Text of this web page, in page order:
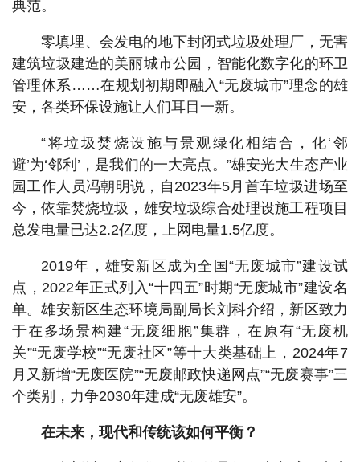
典范。
零填埋、会发电的地下封闭式垃圾处理厂，无害
建筑垃圾建造的美丽城市公园，智能化数字化的环卫
管理体系……在规划初期即融入“无废城市”理念的雄
安，各类环保设施让人们耳目一新。
“将垃圾焚烧设施与景观绿化相结合，化‘邻
避’为‘邻利’，是我们的一大亮点。”雄安光大生态产业
园工作人员冯朝明说，自2023年5月首车垃圾进场至
今，依靠焚烧垃圾，雄安垃圾综合处理设施工程项目
总发电量已达2.2亿度，上网电量1.5亿度。
2019年，雄安新区成为全国“无废城市”建设试
点，2022年正式列入“十四五”时期“无废城市”建设名
单。雄安新区生态环境局副局长刘科介绍，新区致力
于在多场景构建“无废细胞”集群，在原有“无废机
关”“无废学校”“无废社区”等十大类基础上，2024年7
月又新增“无废医院”“无废邮政快递网点”“无废赛事”三
个类别，力争2030年建成“无废雄安”。
在未来，现代和传统该如何平衡？